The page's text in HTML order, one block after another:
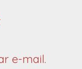
e-mail.